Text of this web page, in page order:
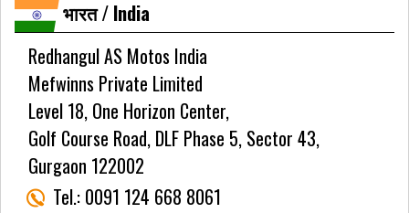
भारत / India
Redhangul AS Motos India
Mefwinns Private Limited
Level 18, One Horizon Center,
Golf Course Road, DLF Phase 5, Sector 43,
Gurgaon 122002
Tel.: 0091 124 668 8061